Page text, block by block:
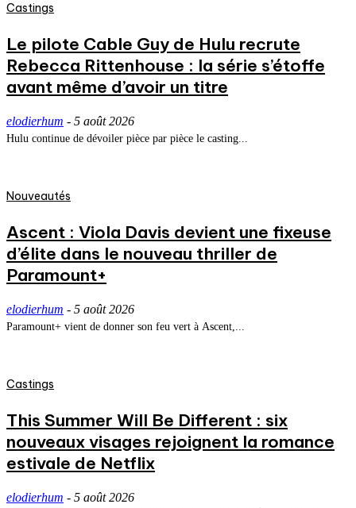
Castings
Le pilote Cable Guy de Hulu recrute
Rebecca Rittenhouse : la série s’étoffe
avant même d’avoir un titre
elodierhum - 5 août 2026
Hulu continue de dévoiler pièce par pièce le casting...
Nouveautés
Ascent : Viola Davis devient une fixeuse
d’élite dans le nouveau thriller de
Paramount+
elodierhum - 5 août 2026
Paramount+ vient de donner son feu vert à Ascent,...
Castings
This Summer Will Be Different : six
nouveaux visages rejoignent la romance
estivale de Netflix
elodierhum - 5 août 2026